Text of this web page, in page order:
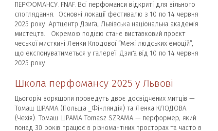
ПЕРФОМАНСУ. FNAF. Всі перфоманси відкриті для вільного
споглядання. Основні локації фестивалю з 10 по 14 червня
2025 року: Артцентр Дзиґа, Львівська національна академія
мистецтв. Окремою подією стане виставковий проєкт
чеської мисткині Ленки Клодової “Межі людських емоцій”,
що експонуватиметься у галереї Дзиґа від 10 по 14 червня
2025 року.
Школа перфомансу 2025 у Львові
Цьогоріч воркшопи проведуть двоє досвідчених митців —
Томаш ШРАМА (Польща _Фінляндія) та Ленка КЛОДОВА
(Чехія). Томаш ШРАМА Tomasz SZRAMA — перформер, який
понад 30 років працює в різномантіних просторах та часто в